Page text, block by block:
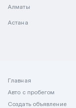
Алматы
Астана
Главная
Авто с пробегом
Создать объявление